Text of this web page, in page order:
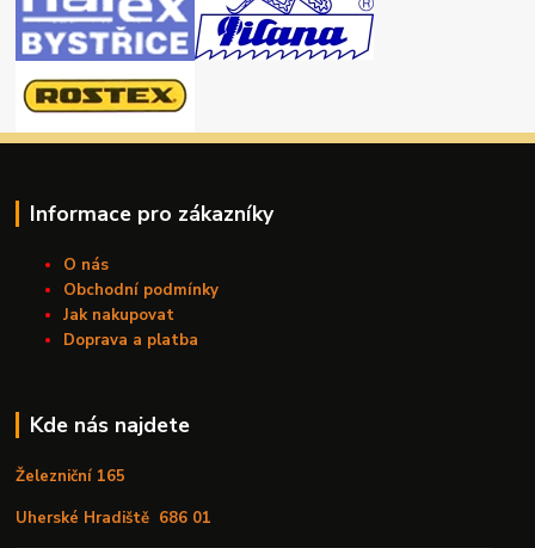
Informace pro zákazníky
O nás
Obchodní podmínky
Jak nakupovat
Doprava a platba
Kde nás najdete
Železniční 165
Uherské Hradiště 686 01